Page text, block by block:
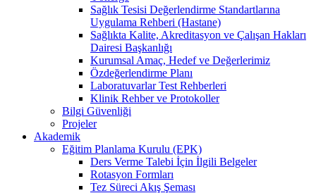
Sağlık Tesisi Değerlendirme Standartlarına
Uygulama Rehberi (Hastane)
Sağlıkta Kalite, Akreditasyon ve Çalışan Hakları
Dairesi Başkanlığı
Kurumsal Amaç, Hedef ve Değerlerimiz
Özdeğerlendirme Planı
Laboratuvarlar Test Rehberleri
Klinik Rehber ve Protokoller
Bilgi Güvenliği
Projeler
Akademik
Eğitim Planlama Kurulu (EPK)
Ders Verme Talebi İçin İlgili Belgeler
Rotasyon Formları
Tez Süreci Akış Şeması